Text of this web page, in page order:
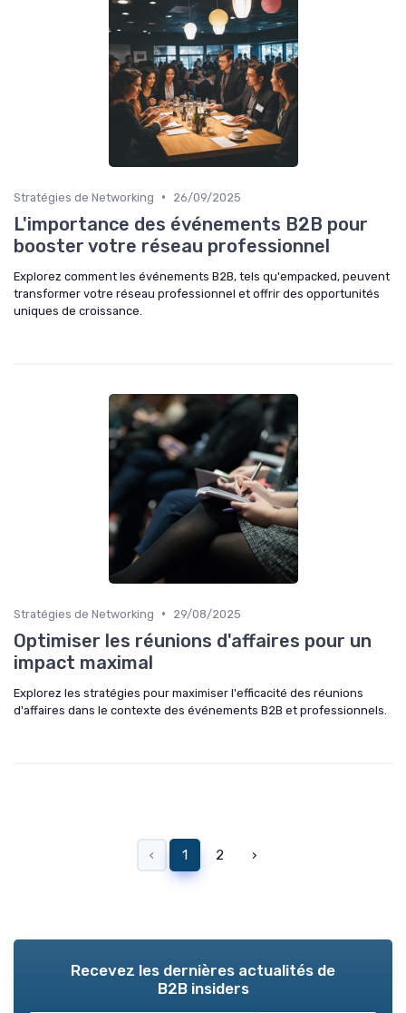
Stratégies de Networking • 26/09/2025
L'importance des événements B2B pour
booster votre réseau professionnel
Explorez comment les événements B2B, tels qu'empacked, peuvent
transformer votre réseau professionnel et offrir des opportunités
uniques de croissance.
Stratégies de Networking • 29/08/2025
Optimiser les réunions d'affaires pour un
impact maximal
Explorez les stratégies pour maximiser l'efficacité des réunions
d'affaires dans le contexte des événements B2B et professionnels.
‹ 1 2 ›
Recevez les dernières actualités de
B2B insiders